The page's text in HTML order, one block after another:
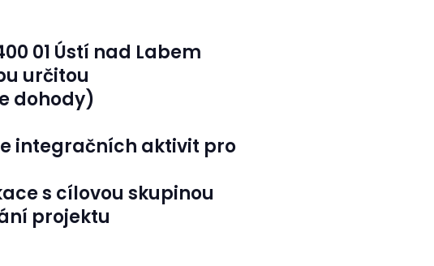
01 Ústí nad Labem
určitou
dohody)
integračních aktivit pro
s cílovou skupinou
projektu